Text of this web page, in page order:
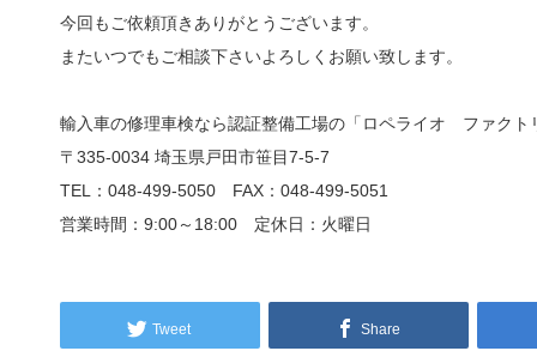
今回もご依頼頂きありがとうございます。
またいつでもご相談下さいよろしくお願い致します。
輸入車の修理車検なら認証整備工場の「ロペライオ ファクト
〒335-0034 埼玉県戸田市笹目7-5-7
TEL：048-499-5050 FAX：048-499-5051
営業時間：9:00～18:00 定休日：火曜日
Tweet Share